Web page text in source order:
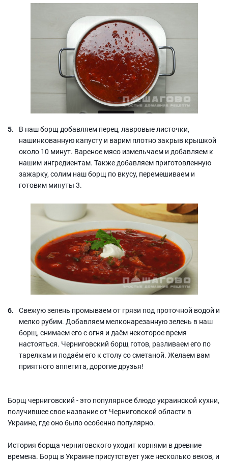
В наш борщ добавляем перец, лавровые листочки,
нашинкованную капусту и варим плотно закрыв крышкой
около 10 минут. Вареное мясо измельчаем и добавляем к
нашим ингредиентам. Также добавляем приготовленную
зажарку, солим наш борщ по вкусу, перемешиваем и
готовим минуты 3.
Свежую зелень промываем от грязи под проточной водой и
мелко рубим. Добавляем мелконарезанную зелень в наш
борщ, снимаем его с огня и даём некоторое время
настояться. Черниговский борщ готов, разливаем его по
тарелкам и подаём его к столу со сметаной. Желаем вам
приятного аппетита, дорогие друзья!
Борщ черниговский - это популярное блюдо украинской кухни,
получившее свое название от Черниговской области в
Украине, где оно было особенно популярно.
История борща черниговского уходит корнями в древние
времена. Борщ в Украине присутствует уже несколько веков, и